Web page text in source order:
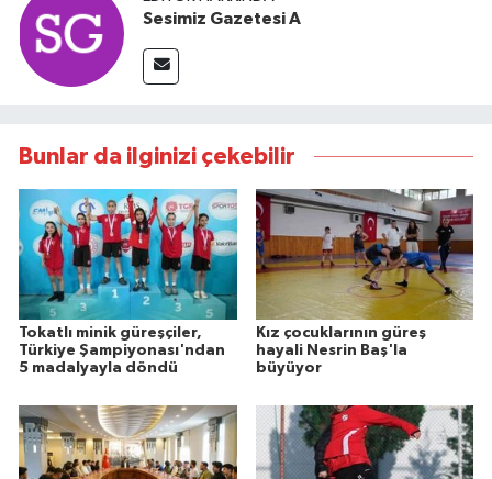
Sesimiz Gazetesi A
Bunlar da ilginizi çekebilir
Tokatlı minik güreşçiler,
Türkiye Şampiyonası'ndan
5 madalyayla döndü
Kız çocuklarının güreş
hayali Nesrin Baş'la
büyüyor